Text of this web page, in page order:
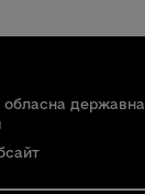
обласна державна